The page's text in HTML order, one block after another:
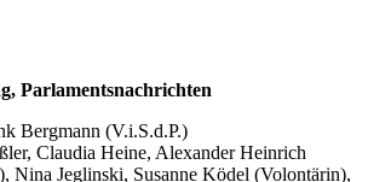
Parlamentsnachrichten
Bergmann (V.i.S.d.P.)
Claudia Heine, Alexander Heinrich
Nina Jeglinski, Susanne Ködel (Volontärin),